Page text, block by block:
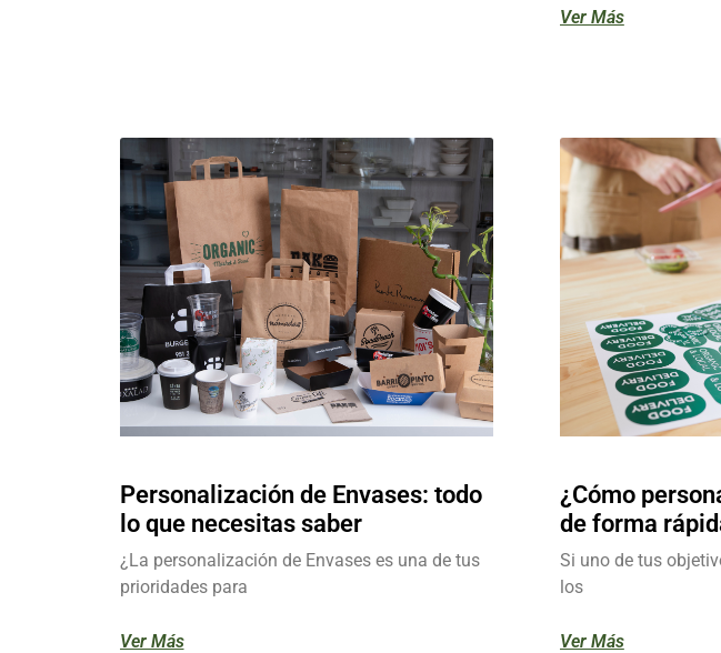
Ver Más
Personalización de Envases: todo
lo que necesitas saber
¿La personalización de Envases es una de tus
prioridades para
Ver Más
¿Cómo
de forma
Si uno de tus
los
Ver Más